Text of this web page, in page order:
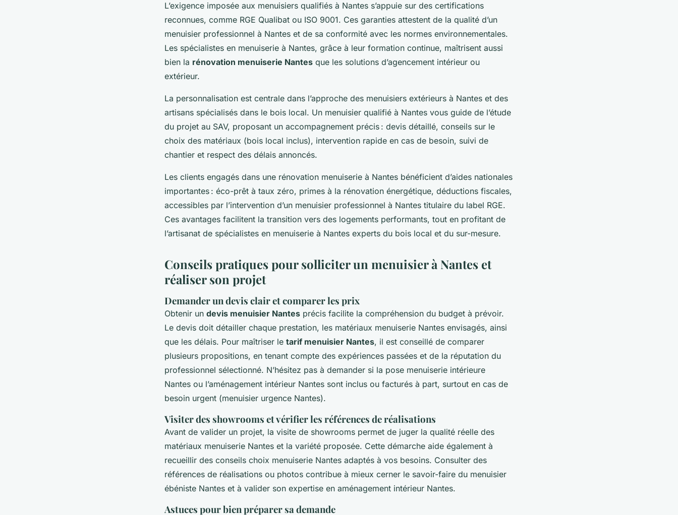
L’exigence imposée aux menuisiers qualifiés à Nantes s’appuie sur des certifications
reconnues, comme RGE Qualibat ou ISO 9001. Ces garanties attestent de la qualité d’un
menuisier professionnel à Nantes et de sa conformité avec les normes environnementales.
Les spécialistes en menuiserie à Nantes, grâce à leur formation continue, maîtrisent aussi
bien la rénovation menuiserie Nantes que les solutions d’agencement intérieur ou
extérieur.
La personnalisation est centrale dans l’approche des menuisiers extérieurs à Nantes et des
artisans spécialisés dans le bois local. Un menuisier qualifié à Nantes vous guide de l’étude
du projet au SAV, proposant un accompagnement précis : devis détaillé, conseils sur le
choix des matériaux (bois local inclus), intervention rapide en cas de besoin, suivi de
chantier et respect des délais annoncés.
Les clients engagés dans une rénovation menuiserie à Nantes bénéficient d’aides nationales
importantes : éco-prêt à taux zéro, primes à la rénovation énergétique, déductions fiscales,
accessibles par l’intervention d’un menuisier professionnel à Nantes titulaire du label RGE.
Ces avantages facilitent la transition vers des logements performants, tout en profitant de
l’artisanat de spécialistes en menuiserie à Nantes experts du bois local et du sur-mesure.
Conseils pratiques pour solliciter un menuisier à Nantes et
réaliser son projet
Demander un devis clair et comparer les prix
Obtenir un devis menuisier Nantes précis facilite la compréhension du budget à prévoir.
Le devis doit détailler chaque prestation, les matériaux menuiserie Nantes envisagés, ainsi
que les délais. Pour maîtriser le tarif menuisier Nantes, il est conseillé de comparer
plusieurs propositions, en tenant compte des expériences passées et de la réputation du
professionnel sélectionné. N’hésitez pas à demander si la pose menuiserie intérieure
Nantes ou l’aménagement intérieur Nantes sont inclus ou facturés à part, surtout en cas de
besoin urgent (menuisier urgence Nantes).
Visiter des showrooms et vérifier les références de réalisations
Avant de valider un projet, la visite de showrooms permet de juger la qualité réelle des
matériaux menuiserie Nantes et la variété proposée. Cette démarche aide également à
recueillir des conseils choix menuiserie Nantes adaptés à vos besoins. Consulter des
références de réalisations ou photos contribue à mieux cerner le savoir-faire du menuisier
ébéniste Nantes et à valider son expertise en aménagement intérieur Nantes.
Astuces pour bien préparer sa demande